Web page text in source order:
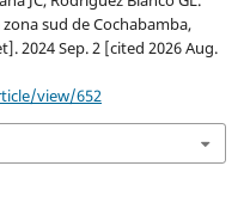
sud de Cochabamba,
2024 Sep. 2 [cited 2026 Aug.
view/652